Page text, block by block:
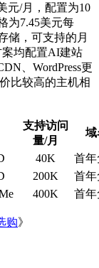
元/月，配置为10
为7.45美元每
储，可支持的月
均配置AI建站
、WordPress更
比较高的主机相
支持访问
量/月
域
40K
首
200K
首
400K 首
购》